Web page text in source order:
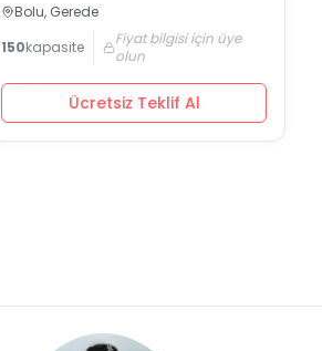
Bolu, Gerede
150kapasite
Fiyat bilgisi için üye
olun
Ücretsiz Teklif Al